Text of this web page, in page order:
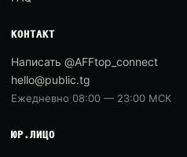
КОНТАКТ
Написать @AFFtop_connect
hello@public.tg
Ежедневно 08:00 — 23:00 МСК
ЮР.ЛИЦО